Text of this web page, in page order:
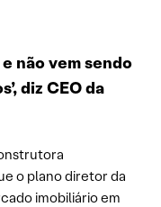
não vem sendo
diz CEO da
o plano diretor da
imobiliário em